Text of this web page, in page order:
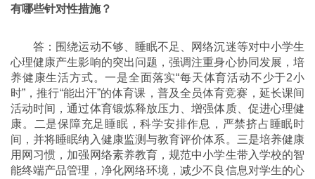
有哪些针对性措施？
答：围绕运动不够、睡眠不足、网络沉迷等对中小学生
心理健康产生影响的突出问题，强调注重身心协同发展，培
养健康生活方式。一是全面落实“每天体育活动不少于2小
时”，推行“能出汗”的体育课，普及全员体育竞赛，延长课间
活动时间，通过体育锻炼释放压力、增强体质、促进心理健
康。二是保障充足睡眠，科学安排作息，严禁挤占睡眠时
间，并将睡眠纳入健康监测与教育评价体系。三是培养健康
用网习惯，加强网络素养教育，规范中小学生带入学校的智
能终端产品管理，净化网络环境，减少不良信息对学生的心